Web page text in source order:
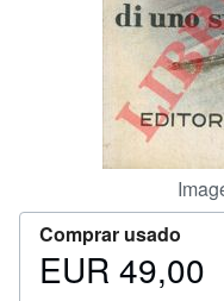
Comprar usado
Precio
EUR 49,00